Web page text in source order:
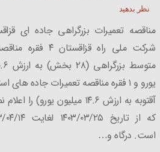
نظر بدهید
مناقصه تعمیرات بزرگراهی جاده ای
شرکت ملی راه
یورو و ۱ فقره مناقصه تعمیرات جاده
آقتوبه به ارزش ۱۴.۶ میلیون یورو)
است. درگاه و…